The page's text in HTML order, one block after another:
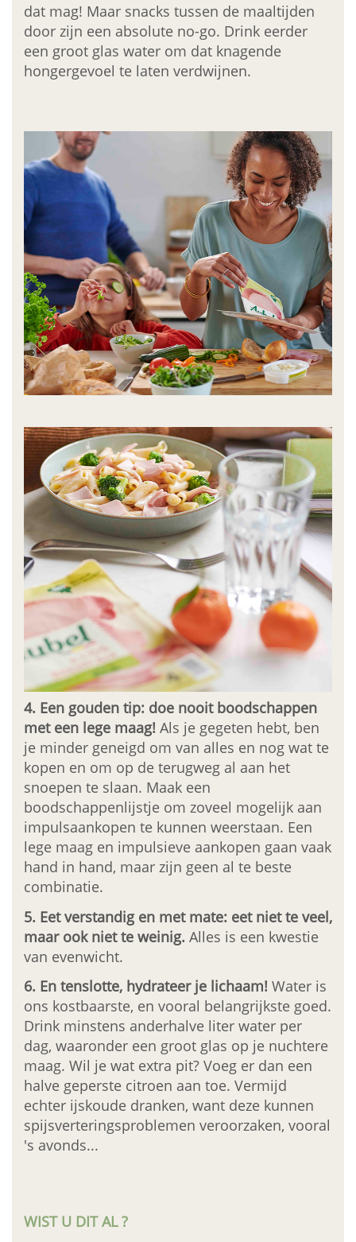
dat mag! Maar snacks tussen de maaltijden
door zijn een absolute no-go. Drink eerder
een groot glas water om dat knagende
hongergevoel te laten verdwijnen.
4. Een gouden tip: doe nooit boodschappen
met een lege maag! Als je gegeten hebt, ben
je minder geneigd om van alles en nog wat te
kopen en om op de terugweg al aan het
snoepen te slaan. Maak een
boodschappenlijstje om zoveel mogelijk aan
impulsaankopen te kunnen weerstaan. Een
lege maag en impulsieve aankopen gaan vaak
hand in hand, maar zijn geen al te beste
combinatie.
5. Eet verstandig en met mate: eet niet te veel,
maar ook niet te weinig. Alles is een kwestie
van evenwicht.
6. En tenslotte, hydrateer je lichaam! Water is
ons kostbaarste, en vooral belangrijkste goed.
Drink minstens anderhalve liter water per
dag, waaronder een groot glas op je nuchtere
maag. Wil je wat extra pit? Voeg er dan een
halve geperste citroen aan toe. Vermijd
echter ijskoude dranken, want deze kunnen
spijsverteringsproblemen veroorzaken, vooral
's avonds...
WIST U DIT AL ?